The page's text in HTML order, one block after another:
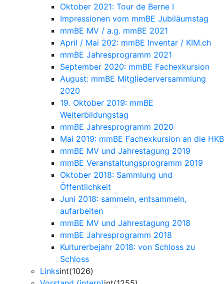
Oktober 2021: Tour de Berne I
Impressionen vom mmBE Jubiläumstag
mmBE MV / a.g. mmBE 2021
April / Mai 202: mmBE Inventar / KIM.ch
mmBE Jahresprogramm 2021
September 2020: mmBE Fachexkursion
August: mmBE Mitgliederversammlung
2020
19. Oktober 2019: mmBE
Weiterbildungstag
mmBE Jahresprogramm 2020
Mai 2019: mmBE Fachexkursion an die HKB
mmBE MV und Jahrestagung 2019
mmBE Veranstaltungsprogramm 2019
Oktober 2018: Sammlung und
Öffentlichkeit
Juni 2018: sammeln, entsammeln,
aufarbeiten
mmBE MV und Jahrestagung 2018
mmBE Jahresprogramm 2018
Kulturerbejahr 2018: von Schloss zu
Schloss
Linksint(1026)